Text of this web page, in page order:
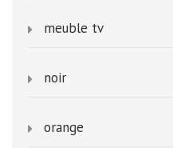
meuble tv
noir
orange